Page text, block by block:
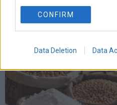
CONFIRM
Data Deletion Data